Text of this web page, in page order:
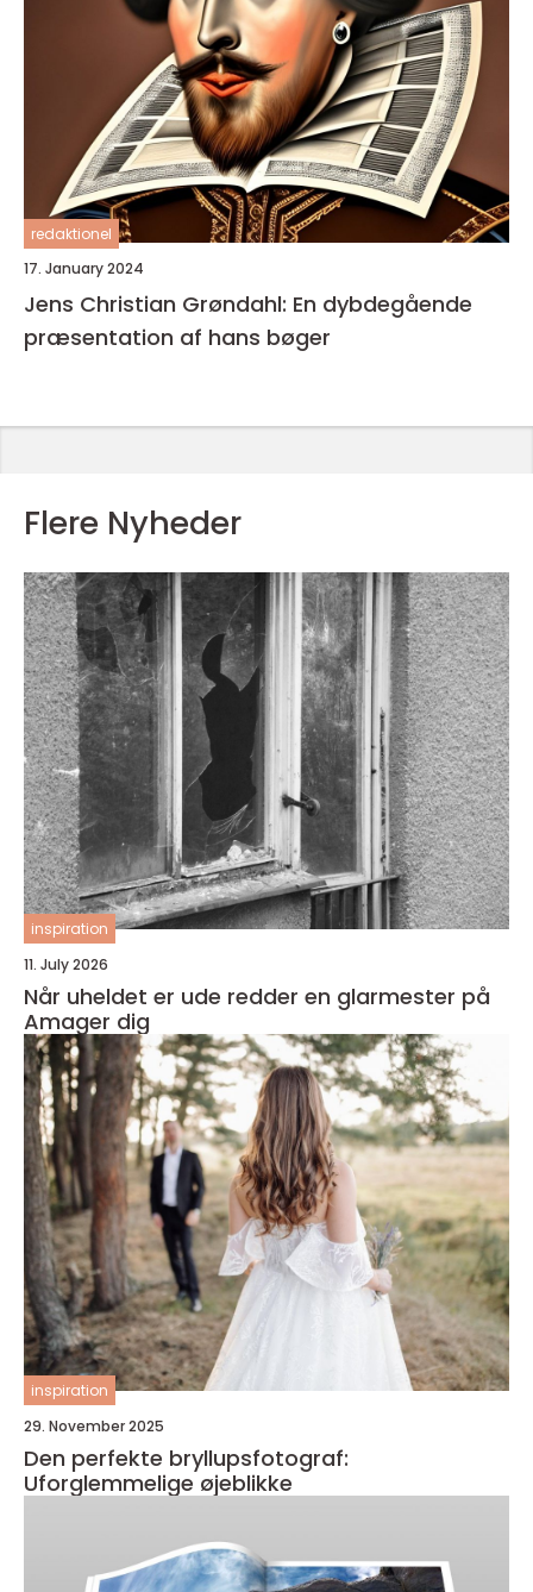
redaktionel
17. January 2024
Jens Christian Grøndahl: En dybdegående
præsentation af hans bøger
Flere Nyheder
inspiration
11. July 2026
Når uheldet er ude redder en glarmester på
Amager dig
inspiration
29. November 2025
Den perfekte bryllupsfotograf:
Uforglemmelige øjeblikke